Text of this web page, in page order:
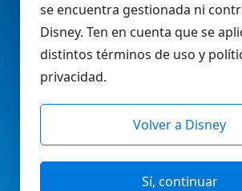
se encuentra gestionada ni
Disney. Ten en cuenta que se
distintos términos de uso y
privacidad.
Volver a Disney
Sí, continuar